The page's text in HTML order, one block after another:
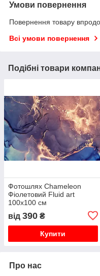
Умови повернення
Повернення товару
Всі умови повернення
Подібні товари
Фотошлях Chameleon
Фіолетовий Fluid art
100х100 см
від 390 ₴
Купити
Про нас